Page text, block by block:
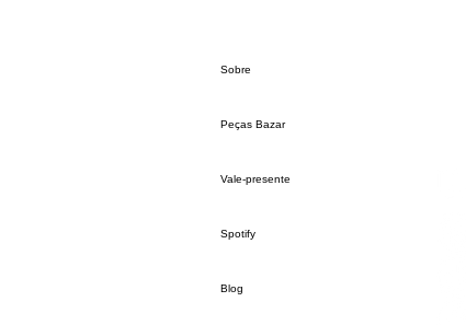
Sobre
Peças Bazar
Vale-presente
Spotify
Blog